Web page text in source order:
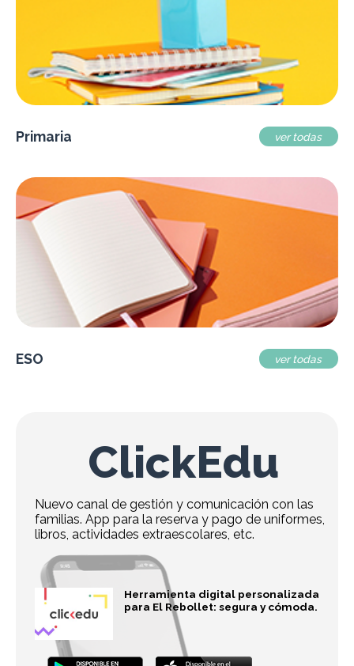
Primaria ver todas
ESO ver todas
ClickEdu
Nuevo canal de gestión y comunicación con las
familias. App para la reserva y pago de uniformes,
libros, actividades extraescolares, etc.
Herramienta digital personalizada
para El Rebollet: segura y cómoda.